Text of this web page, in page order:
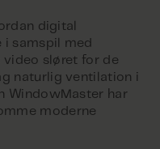
digital
samspil med
sløret for de
naturlig ventilation i
WindowMaster har
moderne